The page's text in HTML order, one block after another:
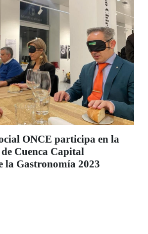
ONCE participa en la
Cuenca Capital
la Gastronomía 2023